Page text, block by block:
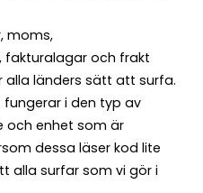
moms,
fakturalagar och frakt
länders sätt att surfa.
i den typ av
och enhet som är
dessa läser kod lite
alla surfar som vi gör i